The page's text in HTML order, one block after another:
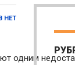
НЕТ
одним